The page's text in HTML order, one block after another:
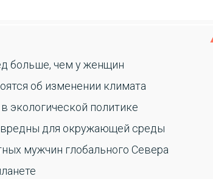
больше, чем у женщин
об изменении климата
экологической политике
вредны для окружающей среды
мужчин глобального Севера